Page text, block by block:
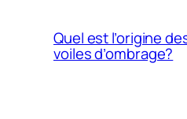
Quel est l’origine
voiles d’ombrage?